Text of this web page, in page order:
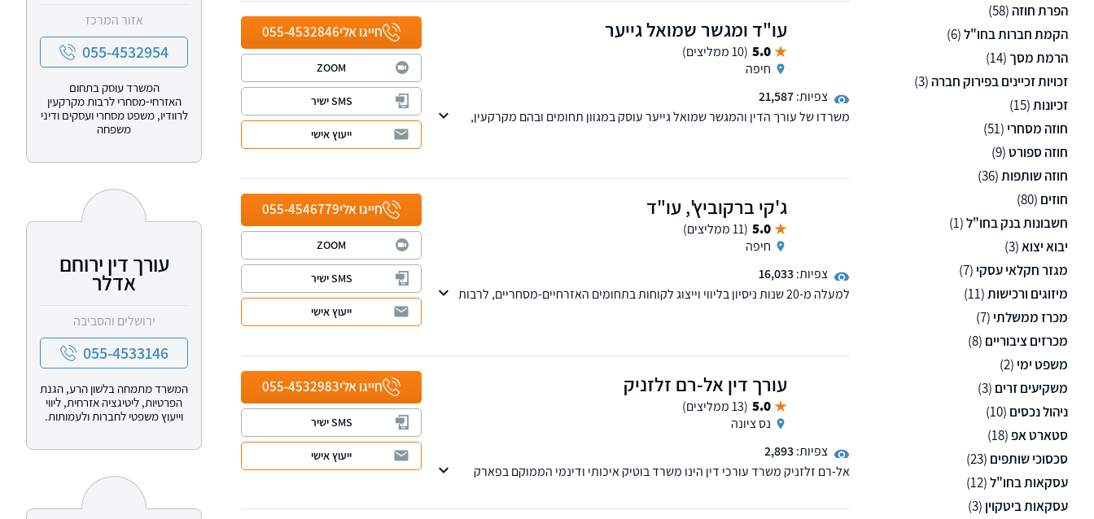
הפרת חוזה (58)
הקמת חברות בחו"ל(6)
הרמת מסך(14)
זכויות זכיינים בפירוק חברה (3)
זכיונות(15)
חוזה מסחרי (51)
חוזה ספורט(9)
חוזה שותפות(36)
חוזים (80)
חשבונות בנק בחו"ל(1)
יבוא יצוא(3)
מגזר חקלאי עסקי (7)
מיזוגים ורכישות(11)
מכרז ממשלתי (7)
מכרזים ציבוריים (8)
משפט ימי (2)
משקיעים זרים (3)
ניהול נכסים (10)
סטארט אפ (18)
סכסוכי שותפים (23)
עסקאות בחו"ל(12)
עסקאות ביטקוין (3)
עו"ד ומגשר שמואל גייער
5.0 (10 ממליצים)
חיפה
צפיות:21,587
משרדו של עורך הדין והמגשר שמואל גייער עוסק במגוון תחומים ובהם מקרקעין,
ממוקמים בחיפה ובקריית טבעון.
חייגו אלי055-4532846
ZOOM
SMS ישיר
ייעוץ אישי
ג'קי ברקוביץ', עו"ד
5.0 (11 ממליצים)
חיפה
צפיות:16,033
למעלה מ-20 שנות ניסיון בליווי וייצוג לקוחות בתחומים האזרחיים-מסחריים, לרבות
חייגו אלי055-4546779
ZOOM
SMS ישיר
ייעוץ אישי
עורך דין אל-רם זלזניק
5.0 (13 ממליצים)
נס ציונה
צפיות:2,893
אל-רם זלזניק משרד עורכי דין הינו משרד בוטיק איכותי ודינמי הממוקם בפארק
חייגו אלי055-4532983
SMS ישיר
ייעוץ אישי
אזור המרכז
055-4532954
המשרד עוסק בתחום
האזרחי-מסחרי לרבות מקרקעין
לרוודיו, משפט מסחרי ועסקים ודיני
משפחה
עורך דין ירוחם
אדלר
ירושלים והסביבה
055-4533146
המשרד מתמחה בלשון הרע, הגנת
הפרטיות, ליטיגציה אזרחית, ליווי
וייעוץ משפטי לחברות ולעמותות.